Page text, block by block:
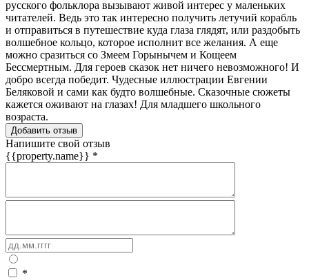
русского фольклора вызывают живой интерес у маленьких
читателей. Ведь это так интересно получить летучий корабль
и отправиться в путешествие куда глаза глядят, или раздобыть
волшебное кольцо, которое исполнит все желания. А еще
можно сразиться со Змеем Горынычем и Кощеем
Бессмертным. Для героев сказок нет ничего невозможного! И
добро всегда победит. Чудесные иллюстрации Евгении
Беляковой и сами как будто волшебные. Сказочные сюжеты
кажется оживают на глазах! Для младшего школьного
возраста.
Добавить отзыв
Напишите свой отзыв
{{property.name}} *
*